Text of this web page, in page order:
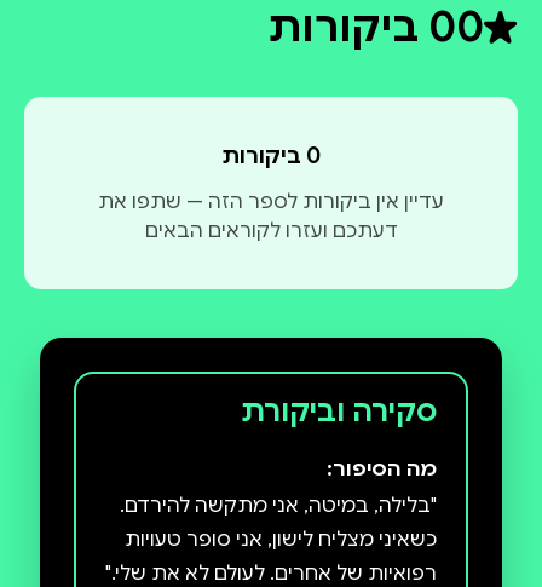
0דירוג ממוצע 0 מתוך 5
0 ביקורות
0 ביקורות
עדיין אין ביקורות לספר הזה — שתפו את
דעתכם ועזרו לקוראים הבאים
סקירה וביקורת
מה הסיפור:
"בלילה, במיטה, אני מתקשה להירדם.
כשאיני מצליח לישון, אני סופר טעויות